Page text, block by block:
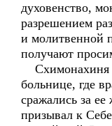
духовенство,
разрешением
и молитвенной
получают
Схимонахиня
больнице, где
сражались за
призывал к